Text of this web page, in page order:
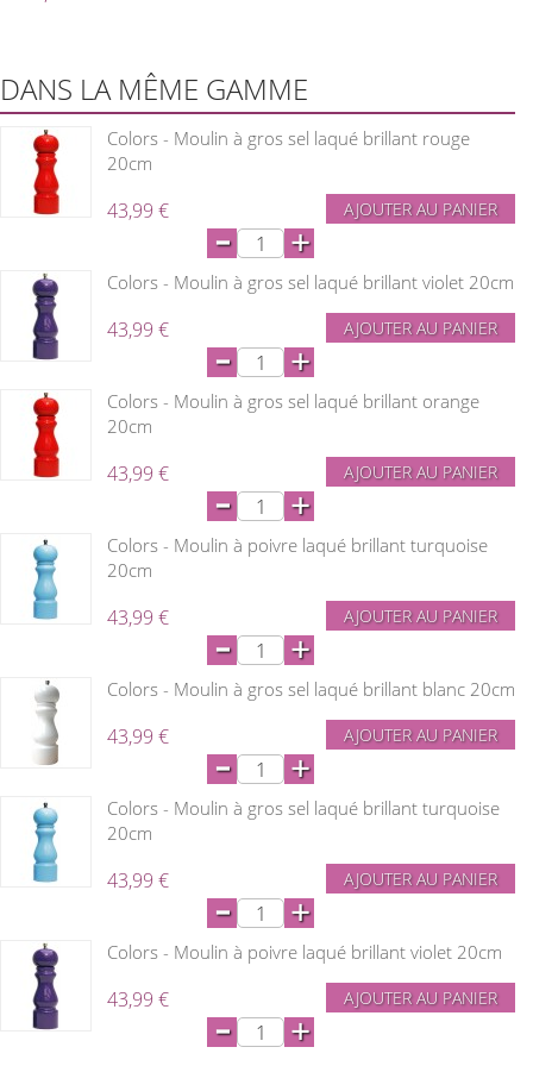
DANS LA MÊME GAMME
Colors - Moulin à gros sel laqué brillant rouge
20cm
43,99 € AJOUTER AU PANIER
- +
Colors - Moulin à gros sel laqué brillant violet 20cm
43,99 € AJOUTER AU PANIER
- +
Colors - Moulin à gros sel laqué brillant orange
20cm
43,99 € AJOUTER AU PANIER
- +
Colors - Moulin à poivre laqué brillant turquoise
20cm
43,99 € AJOUTER AU PANIER
- +
Colors - Moulin à gros sel laqué brillant blanc 20cm
43,99 € AJOUTER AU PANIER
- +
Colors - Moulin à gros sel laqué brillant turquoise
20cm
43,99 € AJOUTER AU PANIER
- +
Colors - Moulin à poivre laqué brillant violet 20cm
43,99 € AJOUTER AU PANIER
- +